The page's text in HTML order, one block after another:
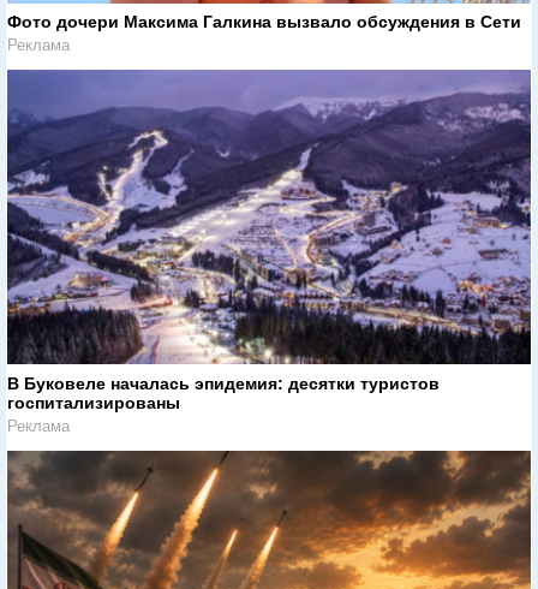
Фото дочери Максима Галкина вызвало обсуждения в Сети
Реклама
В Буковеле началась эпидемия: десятки туристов
госпитализированы
Реклама